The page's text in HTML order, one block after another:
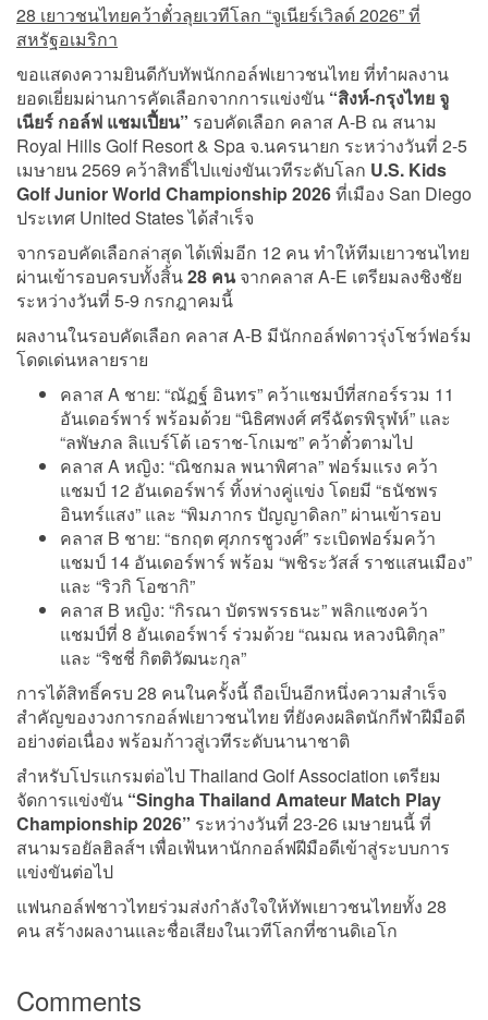
28 เยาวชนไทยคว้าตั๋วลุยเวทีโลก “จูเนียร์เวิลด์ 2026” ที่
สหรัฐอเมริกา
ขอแสดงความยินดีกับทัพนักกอล์ฟเยาวชนไทย ที่ทำผลงาน
ยอดเยี่ยมผ่านการคัดเลือกจากการแข่งขัน “สิงห์-กรุงไทย จู
เนียร์ กอล์ฟ แชมเปี้ยน” รอบคัดเลือก คลาส A-B ณ สนาม
Royal Hills Golf Resort & Spa จ.นครนายก ระหว่างวันที่ 2-5
เมษายน 2569 คว้าสิทธิ์ไปแข่งขันเวทีระดับโลก U.S. Kids
Golf Junior World Championship 2026ที่เมือง San Diego
ประเทศ United States ได้สำเร็จ
จากรอบคัดเลือกล่าสุด ได้เพิ่มอีก 12 คน ทำให้ทีมเยาวชนไทย
ผ่านเข้ารอบครบทั้งสิ้น28 คนจากคลาส A-E เตรียมลงชิงชัย
ระหว่างวันที่ 5-9 กรกฎาคมนี้
ผลงานในรอบคัดเลือก คลาส A-B มีนักกอล์ฟดาวรุ่งโชว์ฟอร์ม
โดดเด่นหลายราย
คลาส A ชาย: “ณัฏฐ์ อินทร” คว้าแชมป์ที่สกอร์รวม 11
อันเดอร์พาร์ พร้อมด้วย “นิธิศพงศ์ ศรีฉัตรพิรุฬห์” และ
“ลพัษภล ลิแบร์โต้ เอราช-โกเมซ” คว้าตั๋วตามไป
คลาส A หญิง: “ณิชกมล พนาพิศาล” ฟอร์มแรง คว้า
แชมป์ 12 อันเดอร์พาร์ ทิ้งห่างคู่แข่ง โดยมี “ธนัชพร
อินทร์แสง” และ “พิมภากร ปัญญาดิลก” ผ่านเข้ารอบ
คลาส B ชาย: “ธกฤต ศุภกรชูวงศ์” ระเบิดฟอร์มคว้า
แชมป์ 14 อันเดอร์พาร์ พร้อม “พชิระวัสส์ ราชแสนเมือง”
และ “ริวกิ โอซากิ”
คลาส B หญิง: “กิรณา บัตรพรรธนะ” พลิกแซงคว้า
แชมป์ที่ 8 อันเดอร์พาร์ ร่วมด้วย “ณมณ หลวงนิติกุล”
และ “ริชชี่ กิตติวัฒนะกุล”
การได้สิทธิ์ครบ 28 คนในครั้งนี้ ถือเป็นอีกหนึ่งความสำเร็จ
สำคัญของวงการกอล์ฟเยาวชนไทย ที่ยังคงผลิตนักกีฬาฝีมือดี
อย่างต่อเนื่อง พร้อมก้าวสู่เวทีระดับนานาชาติ
สำหรับโปรแกรมต่อไป Thailand Golf Association เตรียม
จัดการแข่งขัน “Singha Thailand Amateur Match Play
Championship 2026” ระหว่างวันที่ 23-26 เมษายนนี้ ที่
สนามรอยัลฮิลส์ฯ เพื่อเฟ้นหานักกอล์ฟฝีมือดีเข้าสู่ระบบการ
แข่งขันต่อไป
แฟนกอล์ฟชาวไทยร่วมส่งกำลังใจให้ทัพเยาวชนไทยทั้ง 28
คน สร้างผลงานและชื่อเสียงในเวทีโลกที่ซานดิเอโก
Comments